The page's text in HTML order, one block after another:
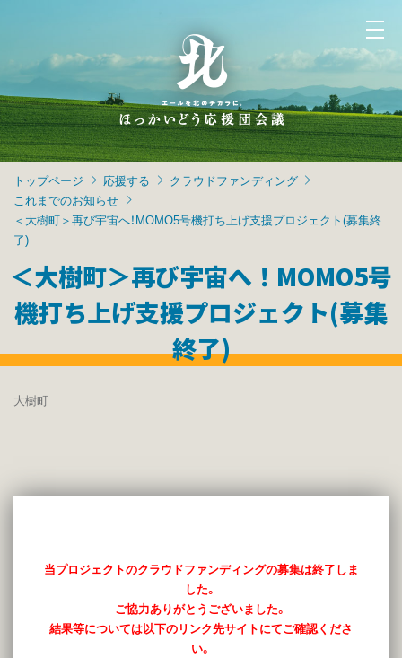
トップページ 応援する
クラウドファンディング
これまでのお知らせ
＜大樹町＞再び宇宙へ！MOMO5号機打ち上げ支援プロジェクト(募集終
了)
＜大樹町＞再び宇宙へ！MOMO5号
機打ち上げ支援プロジェクト(募集
終了)
大樹町
当プロジェクトのクラウドファンディングの募集は終了しま
した。
ご協力ありがとうございました。
結果等については以下のリンク先サイトにてご確認くださ
い。